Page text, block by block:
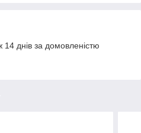
днів за домовленістю